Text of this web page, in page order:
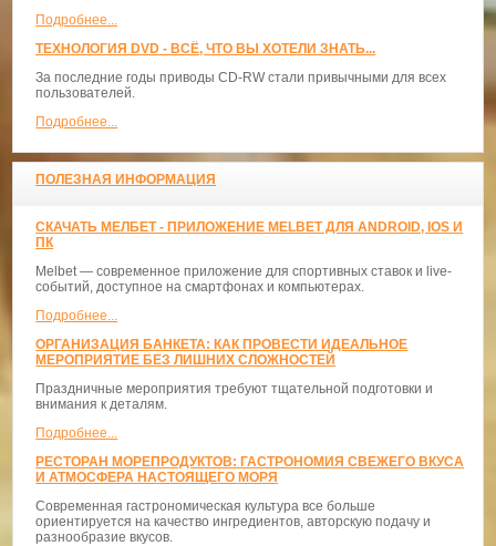
Подробнее...
ТЕХНОЛОГИЯ DVD - ВСЁ, ЧТО ВЫ ХОТЕЛИ ЗНАТЬ...
За последние годы приводы CD-RW стали привычными для всех
пользователей.
Подробнее...
ПОЛЕЗНАЯ ИНФОРМАЦИЯ
СКАЧАТЬ МЕЛБЕТ - ПРИЛОЖЕНИЕ MELBET ДЛЯ ANDROID, IOS И
ПК
Melbet — современное приложение для спортивных ставок и live-
событий, доступное на смартфонах и компьютерах.
Подробнее...
ОРГАНИЗАЦИЯ БАНКЕТА: КАК ПРОВЕСТИ ИДЕАЛЬНОЕ
МЕРОПРИЯТИЕ БЕЗ ЛИШНИХ СЛОЖНОСТЕЙ
Праздничные мероприятия требуют тщательной подготовки и
внимания к деталям.
Подробнее...
РЕСТОРАН МОРЕПРОДУКТОВ: ГАСТРОНОМИЯ СВЕЖЕГО ВКУСА
И АТМОСФЕРА НАСТОЯЩЕГО МОРЯ
Современная гастрономическая культура все больше
ориентируется на качество ингредиентов, авторскую подачу и
разнообразие вкусов.